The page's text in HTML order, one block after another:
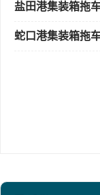
盐田港集装箱拖
蛇口港集装箱拖